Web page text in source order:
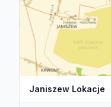
Janiszew Lokacje